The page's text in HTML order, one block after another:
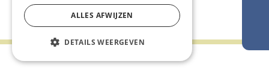
ALLES AFWIJZEN
DETAILS WEERGEVEN